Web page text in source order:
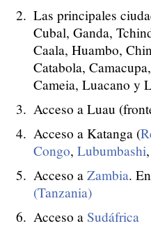
Las principales
Cubal, Ganda,
Caala, Huambo,
Catabola,
Cameia, Luacano y
Acceso a Luau
Acceso a Katanga (
Congo, Lubumbashi
Acceso a Zambia.
(Tanzania)
Acceso a Sudáfrica